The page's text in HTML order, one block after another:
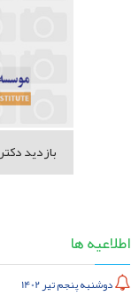
بازدید
اطلاعیه ها
دوشنبه پنجم تیر 1402